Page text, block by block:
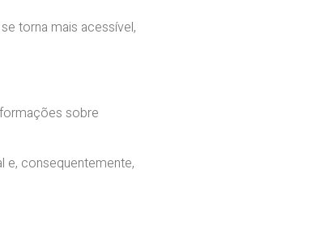
torna mais acessível,
sobre
e, consequentemente,